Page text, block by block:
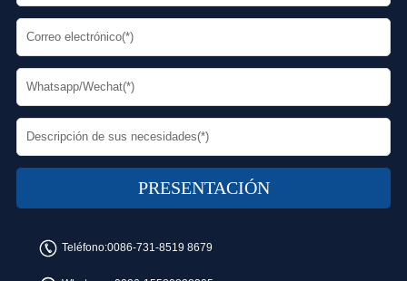
Teléfono:0086-731-8519 8679